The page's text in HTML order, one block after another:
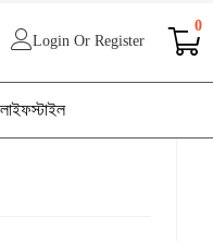
Login Or Register
0
লাইফস্টাইল